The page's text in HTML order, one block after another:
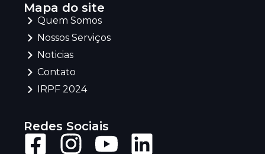
Mapa do site
Quem Somos
Nossos Serviços
Noticias
Contato
IRPF 2024
Redes Sociais